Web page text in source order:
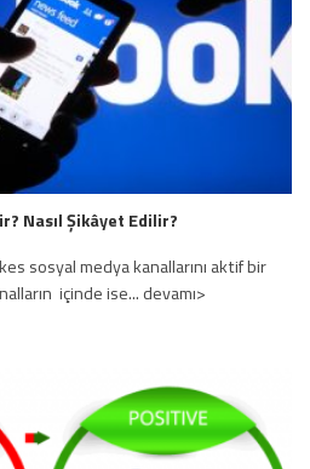
Nasıl Şikâyet Edilir?
sosyal medya kanallarını aktif bir
içinde ise... devamı>